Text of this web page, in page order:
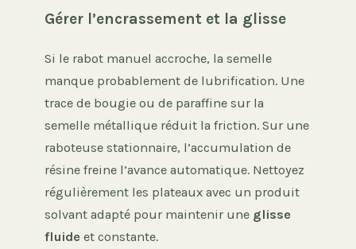
Gérer l’encrassement et la glisse
Si le rabot manuel accroche, la semelle
manque probablement de lubrification. Une
trace de bougie ou de paraffine sur la
semelle métallique réduit la friction. Sur une
raboteuse stationnaire, l’accumulation de
résine freine l’avance automatique. Nettoyez
régulièrement les plateaux avec un produit
solvant adapté pour maintenir une glisse
fluide et constante.